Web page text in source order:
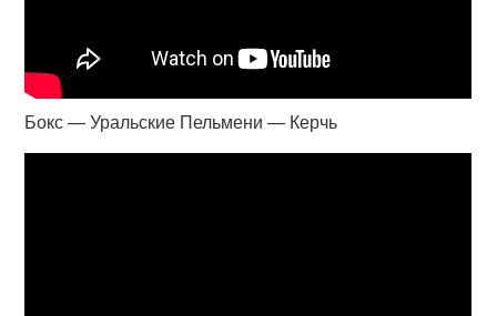
Бокс — Уральские Пельмени — Керчь